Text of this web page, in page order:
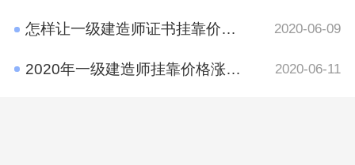
怎样让一级建造师证书挂靠价格​更高？ 2020-06-09
2020年一级建造师挂靠价格涨了吗？ 2020-06-11